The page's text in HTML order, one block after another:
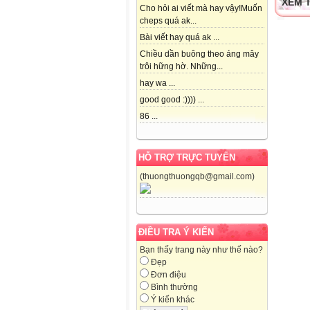
Cho hỏi ai viết mà hay vậy!Muốn
cheps quá ak...
Bài viết hay quá ak ...
Chiều dần buông theo áng mây
trôi hững hờ. Những...
hay wa ...
good good :)))) ...
86 ...
HỖ TRỢ TRỰC TUYẾN
(thuongthuongqb@gmail.com)
ĐIỀU TRA Ý KIẾN
Bạn thấy trang này như thế nào?
Đẹp
Đơn điệu
Bình thường
Ý kiến khác